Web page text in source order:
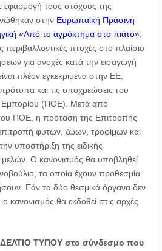
εφαρμογή τους στόχους της
στην Ευρωπαϊκή Πράσινη
«Από το αγρόκτημα στο πιάτο»,
περιβαλλοντικές πτυχές στο πλαίσιο
για ανοχές κατά την εισαγωγή
πλέον εγκεκριμένα στην ΕΕ,
και τις υποχρεώσεις του
Εμπορίου (ΠΟΕ). Μετά από
ΠΟΕ, η πρόταση της Επιτροπής
φυτών, ζώων, τροφίμων και
υποστήριξη της ειδικής
Ο κανονισμός θα υποβληθεί
τα οποία έχουν προθεσμία
Εάν τα δύο θεσμικά όργανα δεν
κανονισμός θα εκδοθεί στις αρχές
ΔΕΛΤΙΟ ΤΥΠΟΥ στο σύνδεσμο που